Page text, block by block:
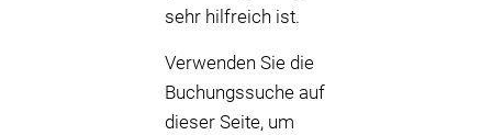
sehr hilfreich ist.
Verwenden Sie die
Buchungssuche auf
dieser Seite, um